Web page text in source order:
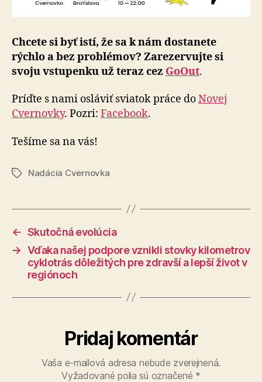
Chcete si byť istí, že sa k nám dostanete
rýchlo a bez problémov? Zarezervujte si
svoju vstupenku už teraz cez GoOut.
Príďte s nami osláviť sviatok práce doNovej
Cvernovky. Pozri: Facebook.
Tešíme sa na vás!
ZnačkyNadácia Cvernovka
← Skutočná evolúcia
→ Vďaka našej podpore vznikli stovky kilometrov
cyklotrás dôležitých pre zdravší a lepší život v
regiónoch
Pridaj komentár
Vaša e-mailová adresa nebude zverejnená.
Vyžadované polia sú označené *